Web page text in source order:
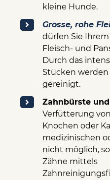
kleine Hunde.
Grosse, rohe
dürfen Sie
Fleisch- und
Durch das
Stücken
gereinigt.
Zahnbürste
Verfütterung
Knochen oder
medizinischen
nicht möglich,
Zähne mittels